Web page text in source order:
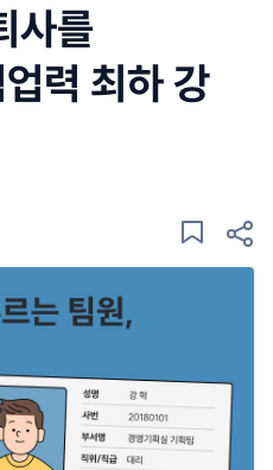
사를
력 최하 강